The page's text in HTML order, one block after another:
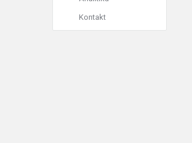
Kontakt